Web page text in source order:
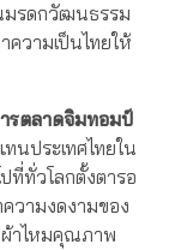
มรดกวัฒนธรรม
ความเป็นไทยให้
รตลาดจิมทอมป์
นประเทศไทยใน
ที่ทั่วโลกตั้งตารอ
วามงดงามของ
ผ้าไหมคุณภาพ